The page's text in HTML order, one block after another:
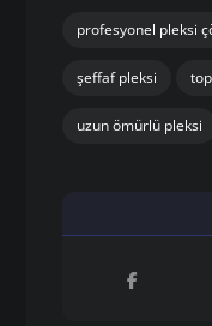
profesyonel pleksi
şeffaf pleksi
uzun ömürlü pleksi